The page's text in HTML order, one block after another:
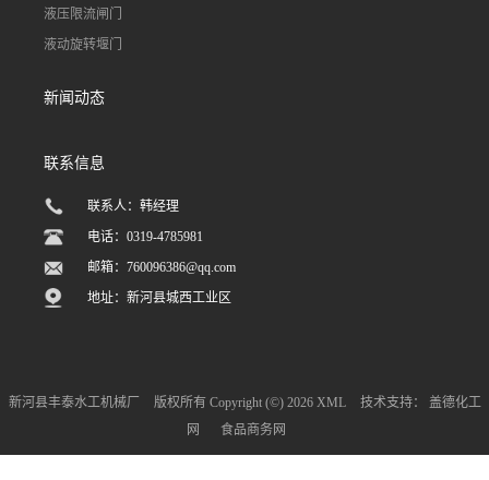
液压限流闸门
液动旋转堰门
新闻动态
联系信息
联系人：韩经理
电话：0319-4785981
邮箱：760096386@qq.com
地址：新河县城西工业区
新河县丰泰水工机械厂 版权所有 Copyright (©) 2026 XML 技术支持：
盖德化工
网
食品商务网